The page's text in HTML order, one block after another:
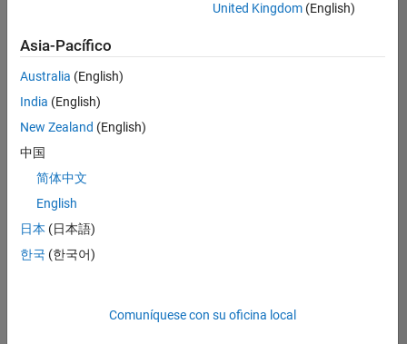
todos
empleos
en su
zona.
Senior Solutions Engineer - Model Based Design
Model Based
US-MA-Natick
Experimentado
United Kingdom(English)
Asia-Pacífico
Australia (English)
India (English)
New Zealand (English)
中国
简体中文
English
日本 (日本語)
한국 (한국어)
Comuníquese con su oficina local